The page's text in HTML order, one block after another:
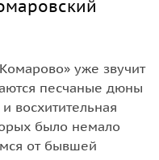
уже звучит
песчаные дюны
восхитительная
было немало
от бывшей